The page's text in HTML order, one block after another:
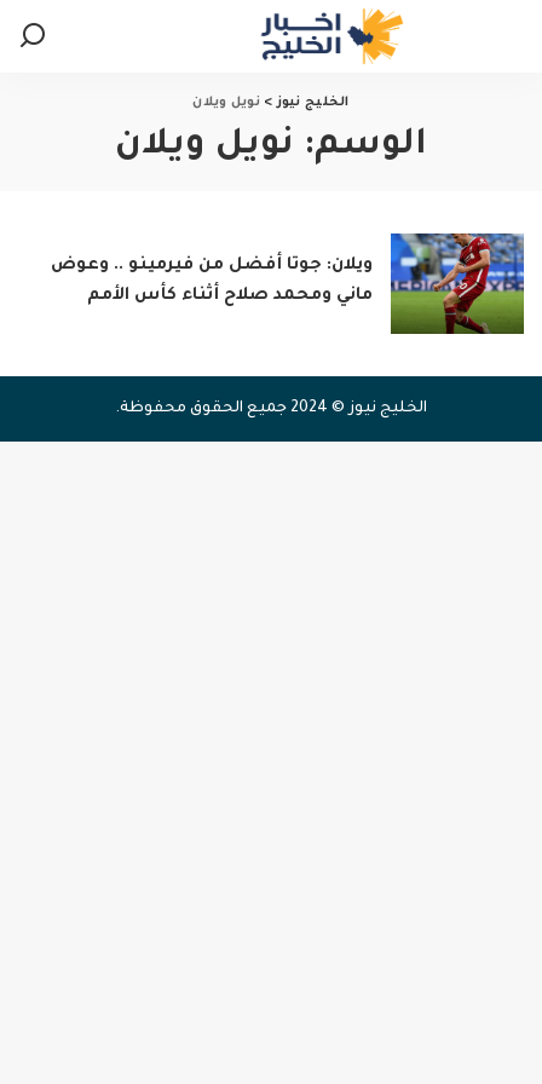
الخليج نيوز> نويل ويلان
الوسم: نويل ويلان
ويلان: جوتا أفضل من فيرمينو .. وعوض
ماني ومحمد صلاح أثناء كأس الأمم
الخليج نيوز © 2024 جميع الحقوق محفوظة.